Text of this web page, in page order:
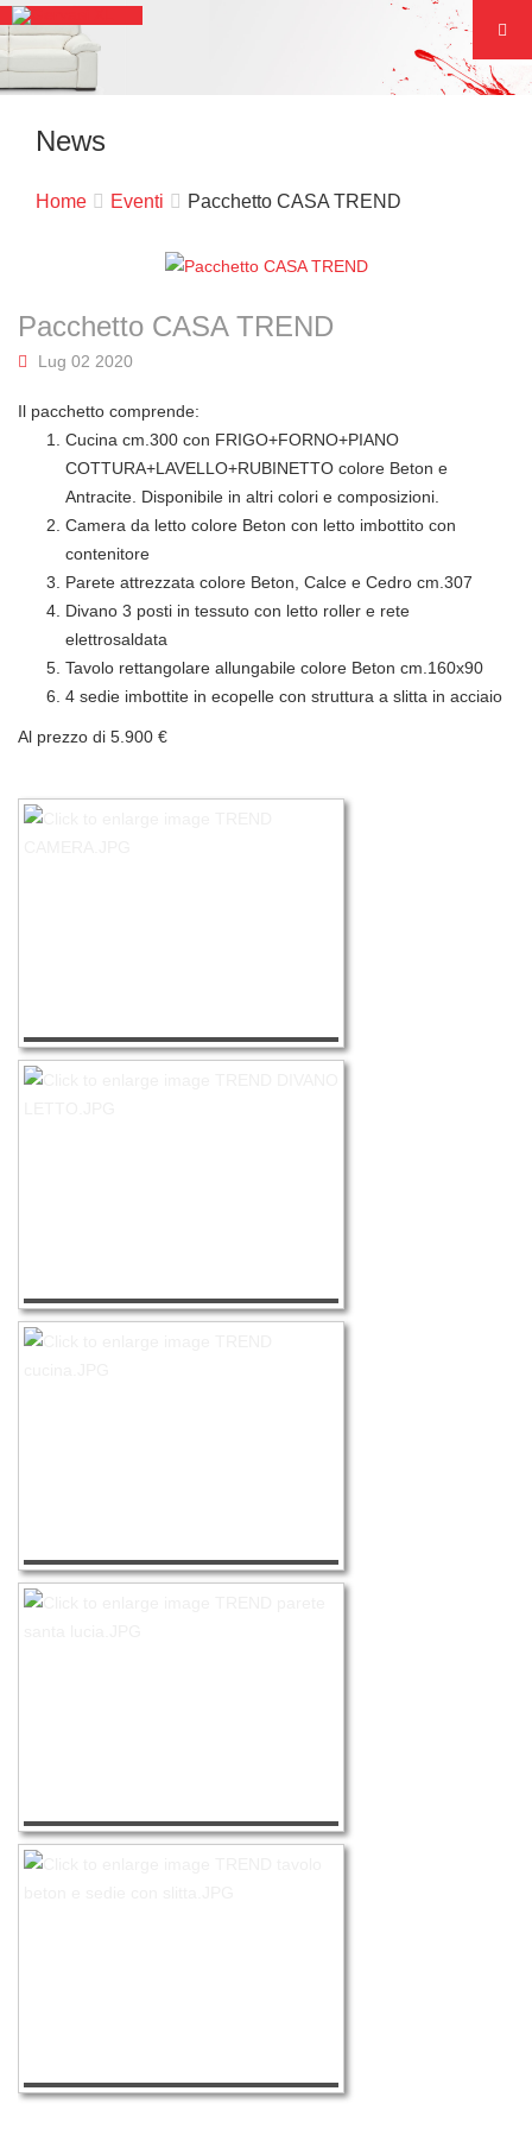
News
Home Eventi Pacchetto CASA TREND
Pacchetto CASA TREND
Lug 02 2020
Il pacchetto comprende:
Cucina cm.300 con FRIGO+FORNO+PIANO
COTTURA+LAVELLO+RUBINETTO colore Beton e
Antracite. Disponibile in altri colori e composizioni.
Camera da letto colore Beton con letto imbottito con
contenitore
Parete attrezzata colore Beton, Calce e Cedro cm.307
Divano 3 posti in tessuto con letto roller e rete
elettrosaldata
Tavolo rettangolare allungabile colore Beton cm.160x90
4 sedie imbottite in ecopelle con struttura a slitta in acciaio
Al prezzo di 5.900 €